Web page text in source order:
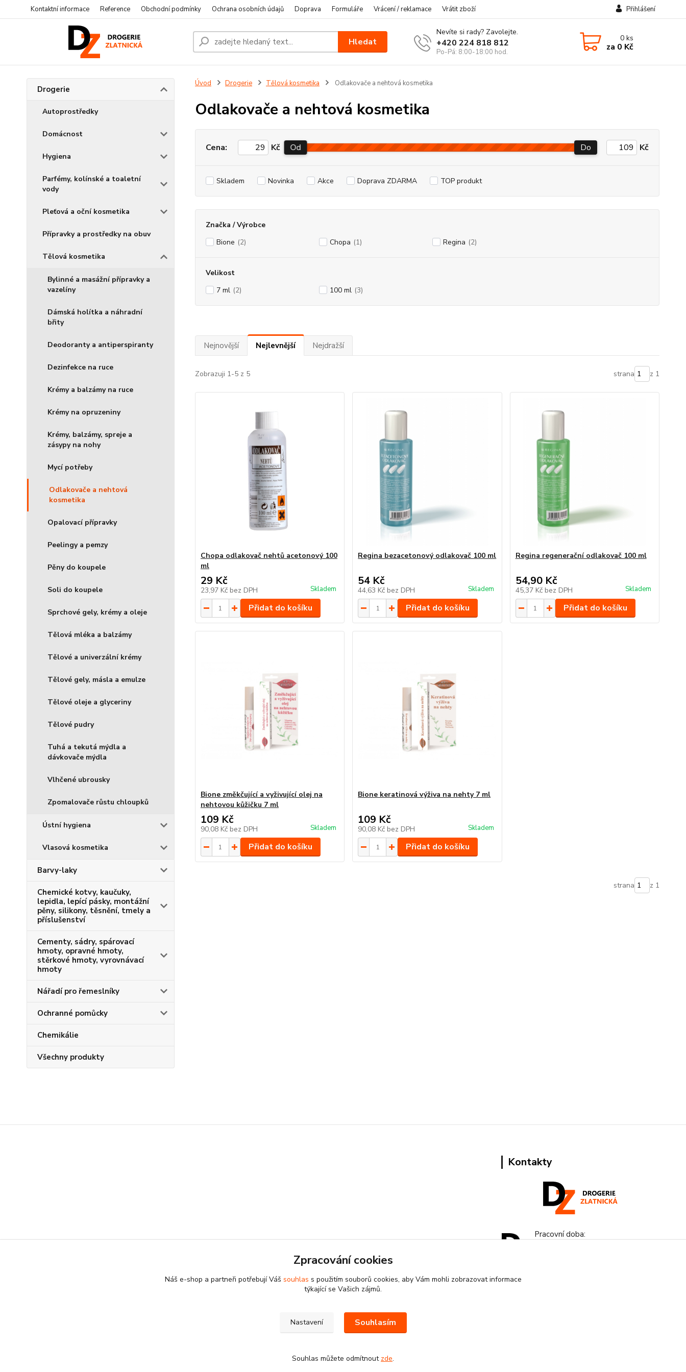
Kontaktní informace Reference Obchodní podmínky Ochrana osobních údajů Doprava Formuláře Vrácení / reklamace Vrátit zboží Přihlášení
Hledat
Nevíte si rady? Zavolejte.
+420 224 818 812
Po-Pá: 8:00-18:00 hod.
0ks
za 0 Kč
Drogerie
Autoprostředky
Domácnost
Hygiena
Parfémy, kolínské a toaletní
vody
Pleťová a oční kosmetika
Přípravky a prostředky na obuv
Tělová kosmetika
Bylinné a masážní přípravky a
vazelíny
Dámská holítka a náhradní
břity
Deodoranty a antiperspiranty
Dezinfekce na ruce
Krémy a balzámy na ruce
Krémy na opruzeniny
Krémy, balzámy, spreje a
zásypy na nohy
Mycí potřeby
Odlakovače a nehtová
kosmetika
Opalovací přípravky
Peelingy a pemzy
Pěny do koupele
Soli do koupele
Sprchové gely, krémy a oleje
Tělová mléka a balzámy
Tělové a univerzální krémy
Tělové gely, másla a emulze
Tělové oleje a glyceriny
Tělové pudry
Tuhá a tekutá mýdla a
dávkovače mýdla
Vlhčené ubrousky
Zpomalovače růstu chloupků
Ústní hygiena
Vlasová kosmetika
Barvy-laky
Chemické kotvy, kaučuky,
lepidla, lepící pásky, montážní
pěny, silikony, těsnění, tmely a
příslušenství
Cementy, sádry, spárovací
hmoty, opravné hmoty,
stěrkové hmoty, vyrovnávací
hmoty
Nářadí pro řemeslníky
Ochranné pomůcky
Chemikálie
Všechny produkty
Úvod Drogerie Tělová kosmetika Odlakovače a nehtová kosmetika
Odlakovače a nehtová kosmetika
Cena: Kč Od Do Kč
Skladem Novinka Akce Doprava ZDARMA TOP produkt
Značka / Výrobce
Bione (2) Chopa (1) Regina (2)
Velikost
7 ml (2) 100 ml (3)
Nejnovější Nejlevnější Nejdražší
Zobrazuji 1-5 z 5 strana z 1
Chopa odlakovač nehtů acetonový 100
ml
29 Kč
23,97 Kč bez DPH Skladem
Přidat do košíku
Regina bezacetonový odlakovač 100 ml
54 Kč
44,63 Kč bez DPH Skladem
Přidat do košíku
Regina regenerační odlakovač 100 ml
54,90 Kč
45,37 Kč bez DPH Skladem
Přidat do košíku
Bione změkčující a vyživující olej na
nehtovou kůžičku 7 ml
109 Kč
90,08 Kč bez DPH Skladem
Přidat do košíku
Bione keratinová výživa na nehty 7 ml
109 Kč
90,08 Kč bez DPH Skladem
Přidat do košíku
strana z 1
Kontakty
Pracovní doba:
info@drogeriezlatnicka.cz
Zpracování cookies
Náš e-shop a partneři potřebují Váš souhlas s použitím souborů cookies, aby Vám mohli zobrazovat informace
týkající se Vašich zájmů.
Nastavení Souhlasím
Souhlas můžete odmítnout zde.